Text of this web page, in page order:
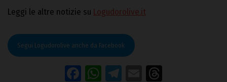
Leggi le altre notizie su Logudorolive.it
Segui Logudorolive anche da Facebook
Facebook
WhatsApp
Telegram
Email